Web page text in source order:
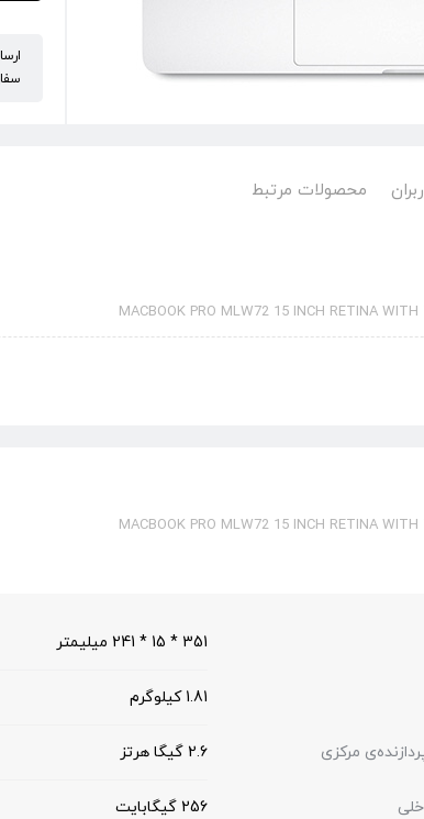
محصولات مرتبط
MACBOOK PRO MLW72 15 INCH RETINA
MACBOOK PRO MLW72 15 INCH RETINA
351 * 15 * 241 میلیمتر
1.81 کیلوگرم
مرکزی 2.6 گیگا هرتز
256 گیگابایت